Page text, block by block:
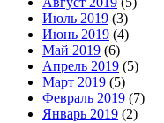
Июль 2019 (3)
Июнь 2019 (4)
Май 2019 (6)
Апрель 2019 (5)
Март 2019 (5)
Февраль 2019 (7)
Январь 2019 (2)